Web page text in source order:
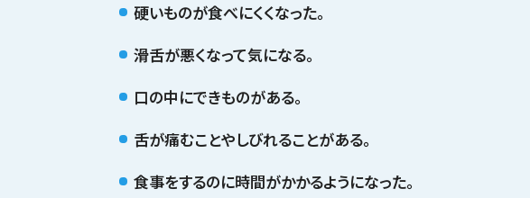
硬いものが食べにくくなった。
滑舌が悪くなって気になる。
口の中にできものがある。
舌が痛むことやしびれることがある。
食事をするのに時間がかかるようになった。